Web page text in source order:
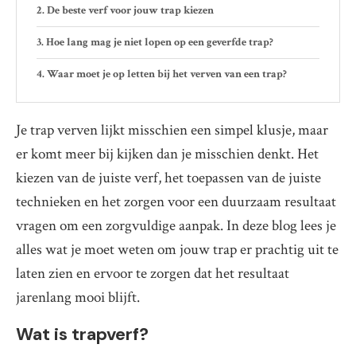
De beste verf voor jouw trap kiezen
Hoe lang mag je niet lopen op een geverfde trap?
Waar moet je op letten bij het verven van een trap?
Je trap verven lijkt misschien een simpel klusje, maar
er komt meer bij kijken dan je misschien denkt. Het
kiezen van de juiste verf, het toepassen van de juiste
technieken en het zorgen voor een duurzaam resultaat
vragen om een zorgvuldige aanpak. In deze blog lees je
alles wat je moet weten om jouw trap er prachtig uit te
laten zien en ervoor te zorgen dat het resultaat
jarenlang mooi blijft.
Wat is trapverf?